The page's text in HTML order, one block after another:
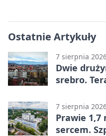
Ostatnie Artykuły
7 sierpnia
Dwie
srebro.
7 sierpnia
Prawie 1,7
sercem.